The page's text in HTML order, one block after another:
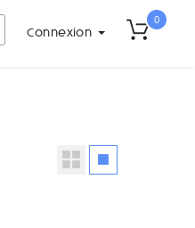
Connexion
0